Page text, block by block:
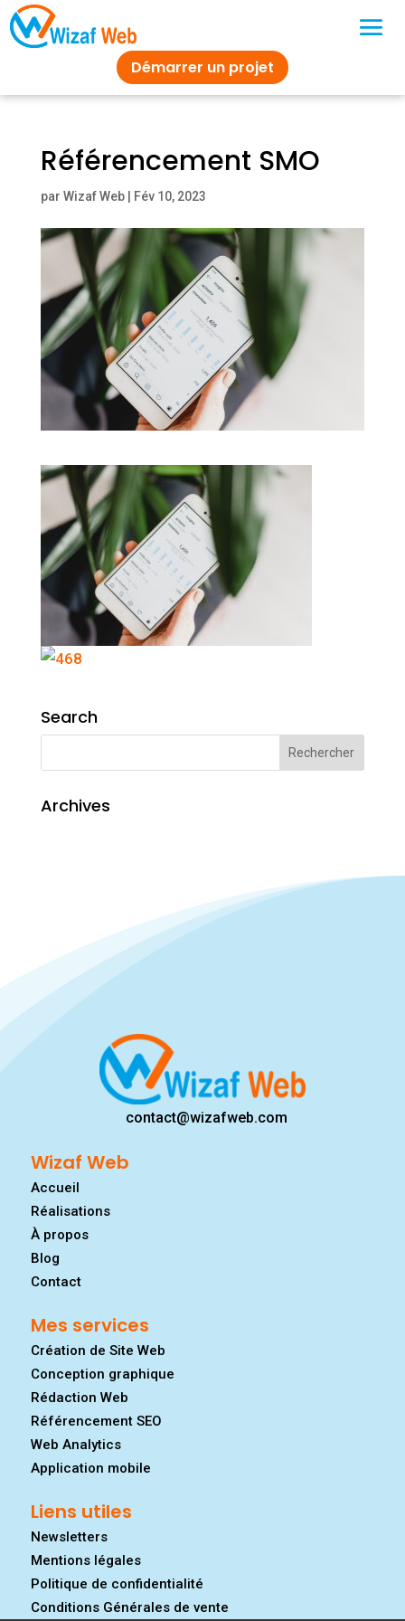
Démarrer un projet
Référencement SMO
par Wizaf Web| Fév 10, 2023
Search
Archives
contact@wizafweb.com
Wizaf Web
Accueil
Réalisations
À propos
Blog
Contact
Mes services
Création de Site Web
Conception graphique
Rédaction Web
Référencement SEO
Web Analytics
Application mobile
Liens utiles
Newsletters
Mentions légales
Politique de confidentialité
Conditions Générales de vente